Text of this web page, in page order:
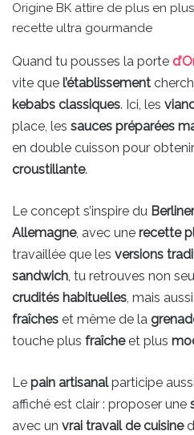
Origine BK attire de plus en
recette ultra gourmande
Quand tu pousses la porte
vite que l’établissement
kebabs classiques. Ici, les
place, les sauces préparées
en double cuisson pour
croustillante.
Le concept s’inspire du
Allemagne, avec une recette
travaillée que les versions
sandwich, tu retrouves non
crudités habituelles, mais
fraîches et même de la
touche plus fraîcheet plus
Le pain artisanalparticipe
affiché est clair : proposer une
avec un vrai travail de cuisine